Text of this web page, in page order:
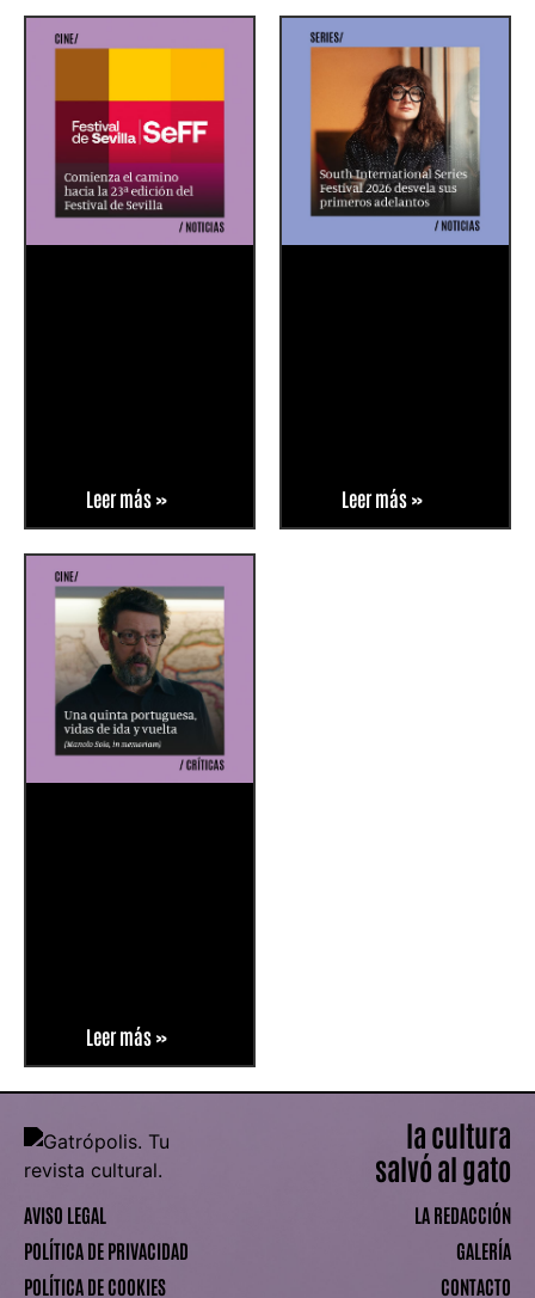
Leer más » Leer más »
Leer más »
AVISO LEGAL
POLÍTICA DE PRIVACIDAD
POLÍTICA DE COOKIES
la cultura
salvó al gato
LA REDACCIÓN
GALERÍA
CONTACTO